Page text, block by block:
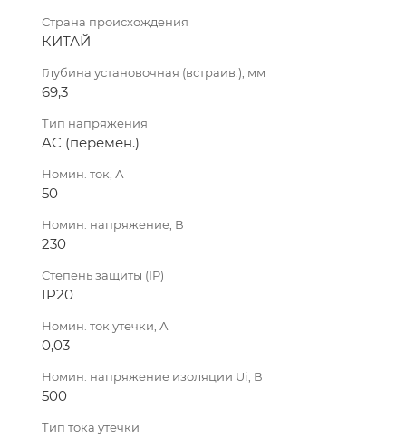
Страна происхождения
КИТАЙ
Глубина установочная (встраив.), мм
69,3
Тип напряжения
AC (перемен.)
Номин. ток, А
50
Номин. напряжение, В
230
Степень защиты (IP)
IP20
Номин. ток утечки, А
0,03
Номин. напряжение изоляции Ui, В
500
Тип тока утечки